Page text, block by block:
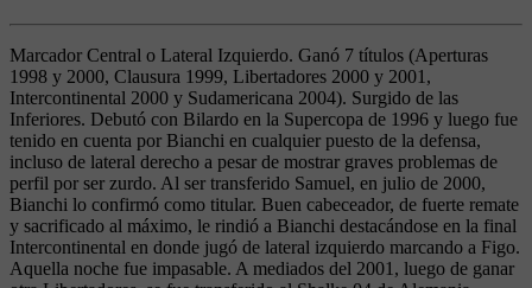
Marcador Central o Lateral Izquierdo. Ganó 7 títulos (Aperturas
1998 y 2000, Clausura 1999, Libertadores 2000 y 2001,
Intercontinental 2000 y Sudamericana 2004). Surgido de las
Inferiores. Debutó con Bilardo en la Supercopa de 1996 y luego fue
tenido en cuenta por Bianchi en cualquier puesto de la defensa,
incluso de lateral derecho a pesar de mostrar graves problemas de
perfil por ser zurdo. Al ser transferido Samuel, en julio de 2000,
Bianchi lo confirmó como titular. Buen cabeceador, de fuerte remate
y sacrificado al máximo, le rindió a Bianchi destacándose en la final
Intercontinental en donde jugó de lateral izquierdo marcando a Figo.
Aquella noche fue impasable. A mediados del 2001, luego de ganar